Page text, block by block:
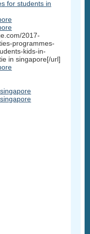
for students in
2017-
programmes-
kids-in-
in singapore[/url]